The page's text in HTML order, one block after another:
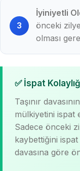
İyiniyetli
önceki
olması
✅ İspat
Taşınır
mülkiyetini ispat
Sadece önceki
kaybettiğini
davasına göre